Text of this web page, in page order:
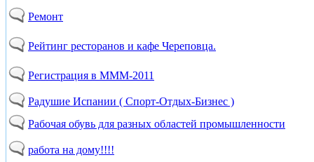
Ремонт
Рейтинг ресторанов и кафе Череповца.
Регистрация в МММ-2011
Радушие Испании ( Спорт-Отдых-Бизнес )
Рабочая обувь для разных областей промышленности
работа на дому!!!!